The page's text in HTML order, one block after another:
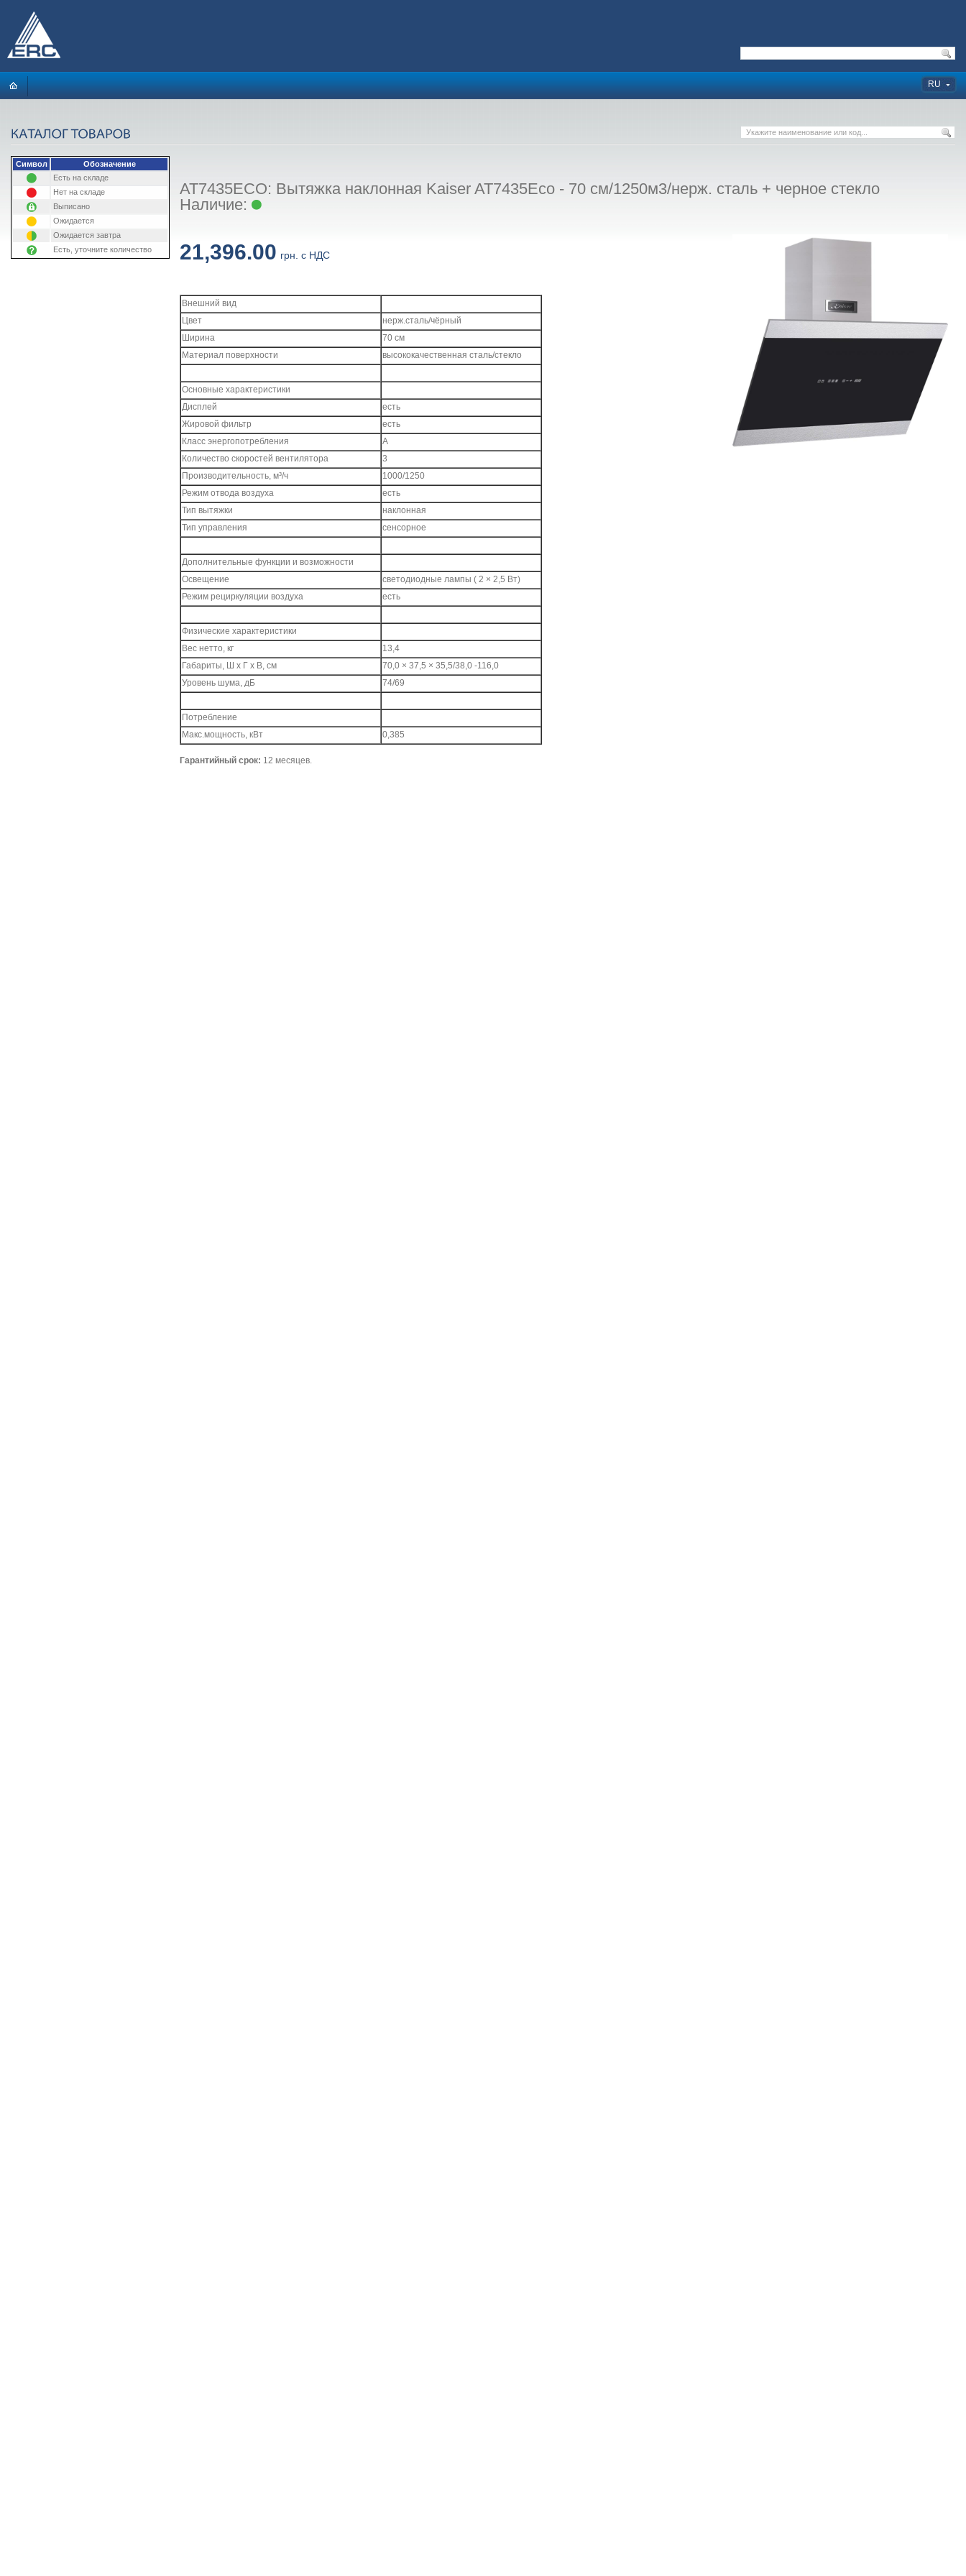
RU
Символ
Обозначение
Есть на складе
Нет на складе
Выписано
Ожидается
Ожидается завтра
Есть, уточните количество
AT7435ECO: Вытяжка наклонная Kaiser AT7435Eco - 70 см/1250м3/нерж. сталь + черное стекло
Наличие:
21,396.00 грн. с НДС
Внешний вид
Цвет
нерж.сталь/чёрный
Ширина
70 см
Материал поверхности
высококачественная сталь/стекло
Основные характеристики
Дисплей
есть
Жировой фильтр
есть
Класс энергопотребления
A
Количество скоростей вентилятора
3
Производительность, м³/ч
1000/1250
Режим отвода воздуха
есть
Тип вытяжки
наклонная
Тип управления
сенсорное
Дополнительные функции и возможности
Освещение
светодиодные лампы ( 2 × 2,5 Вт)
Режим рециркуляции воздуха
есть
Физические характеристики
Вес нетто, кг
13,4
Габариты, Ш x Г x В, см
70,0 × 37,5 × 35,5/38,0 -116,0
Уровень шума, дБ
74/69
Потребление
Макс.мощность, кВт
0,385
Гарантийный срок: 12 месяцев.